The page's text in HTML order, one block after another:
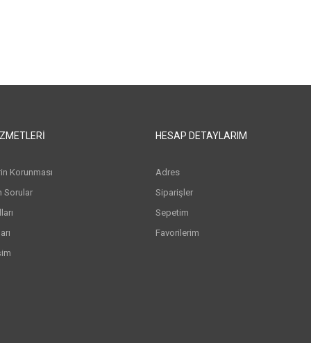
Korunması
Sorular
HESAP DETAYLARIM
Adres
Siparişler
Sepetim
Favorilerim